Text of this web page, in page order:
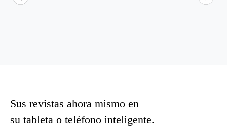
Sus revistas ahora mismo en
su tableta o teléfono inteligente.